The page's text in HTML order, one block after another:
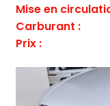
Mise en
Carburant :
Prix :